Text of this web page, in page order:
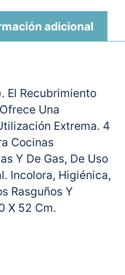
adicional
El Recubrimiento
Una
Extrema. 4
Cocinas
Y De Gas, De Uso
Incolora, Higiénica,
Rasguños Y
X 52 Cm.